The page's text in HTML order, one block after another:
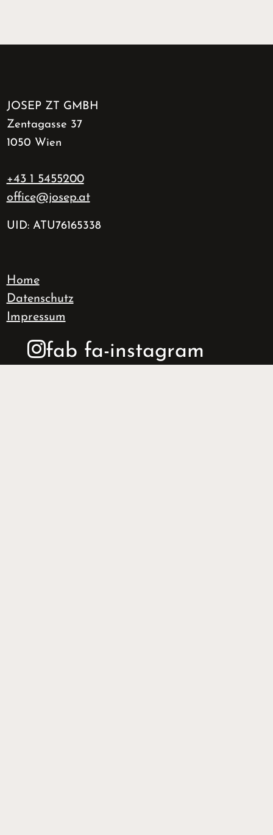
JOSEP ZT GMBH
Zentagasse 37
1050 Wien
+43 1 5455200
office@josep.at
UID: ATU76165338
Home
Datenschutz
Impressum
fab fa-instagram